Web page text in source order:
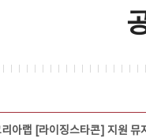
아랩 [라이징스타콘] 지원 뮤